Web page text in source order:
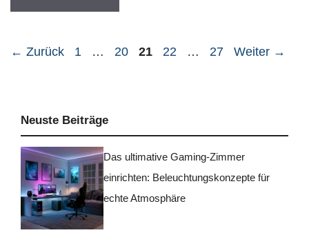
← Zurück Seite
1 … Seite
20 Seite
21 Seite
22 … Seite
27 Weiter →
Neuste Beiträge
Das ultimative Gaming-Zimmer
einrichten: Beleuchtungskonzepte für
echte Atmosphäre